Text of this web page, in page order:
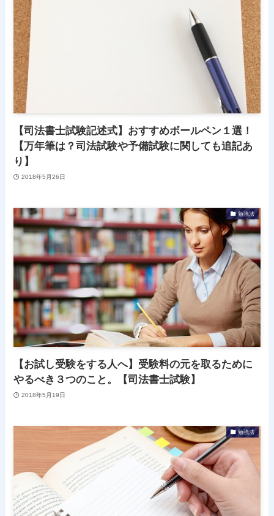
【司法書士試験記述式】おすすめボールペン１選！
【万年筆は？司法試験や予備試験に関しても追記あ
り】
2018年5月26日
勉強法
【お試し受験をする人へ】受験料の元を取るために
やるべき３つのこと。【司法書士試験】
2018年5月19日
勉強法